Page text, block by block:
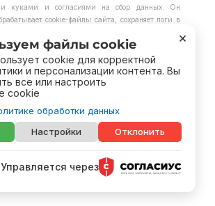
куками и согласиями на сбор данных. Он
cookie-файлы сайта, сохраняет логи в
прозрачность работы для пользователей и
интеграции с популярными CMS и простому
занимает считанные минуты.
компаниям соблюдать закон, избегать штрафов и
высокое качество пользовательского опыта — без
и технических сложностей.
×
файлы cookie
cookie для корректной
и персонализации контента. Вы
все или настроить
cookie
обработки данных
Настройки Отклонить
Управляется через